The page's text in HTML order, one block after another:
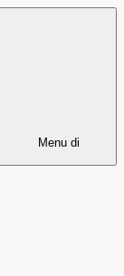
Menu di